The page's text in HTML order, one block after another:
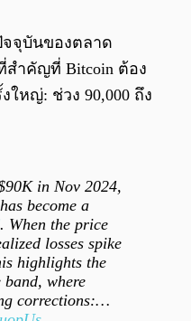
จุบันของตลาด
สำคัญที่ Bitcoin ต้อง
ใหญ่: ช่วง 90,000 ถึง
in Nov 2024,
become a
. When the price
losses spike
highlights the
where
corrections:…